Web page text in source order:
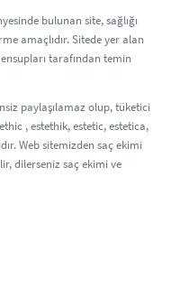
bulunan site, sağlığı
amaçlıdır. Sitede yer alan
tarafından temin
paylaşılamaz olup, tüketici
, estethik, estetic, estetica,
Web sitemizden saç ekimi
dilerseniz saç ekimi ve